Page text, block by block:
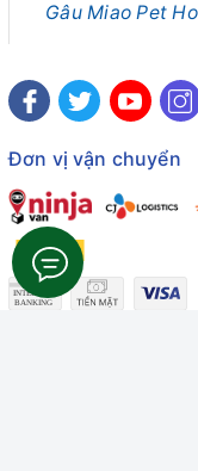
Gâu Miao Pet
Đơn vị vận chuyển